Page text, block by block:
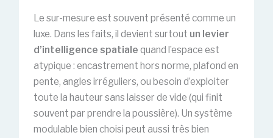
Le sur-mesure est souvent présenté comme un
luxe. Dans les faits, il devient surtout un levier
d’intelligence spatiale quand l’espace est
atypique : encastrement hors norme, plafond en
pente, angles irréguliers, ou besoin d’exploiter
toute la hauteur sans laisser de vide (qui finit
souvent par prendre la poussière). Un système
modulable bien choisi peut aussi très bien